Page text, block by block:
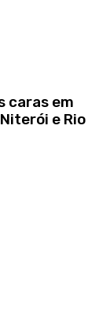
caras em
e Rio